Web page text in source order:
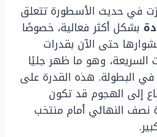
في حديث الأسطورة تتعلق
بشكل أكثر فعالية، خصوصًا
حتى الآن بقدرات
السريعة، وهو ما ظهر جليًا
في البطولة. هذه القدرة على
إلى الهجوم قد تكون
نصف النهائي أمام منتخب